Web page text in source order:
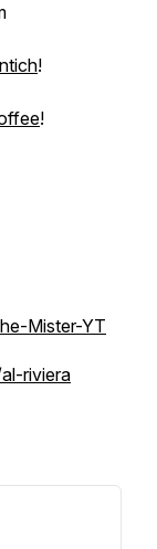
!
!
Mister-YT
riviera